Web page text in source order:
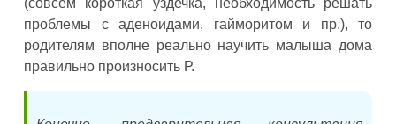
(совсем короткая уздечка, необходимость решать
проблемы с аденоидами, гайморитом и пр.), то
родителям вполне реально научить малыша дома
правильно произносить Р.